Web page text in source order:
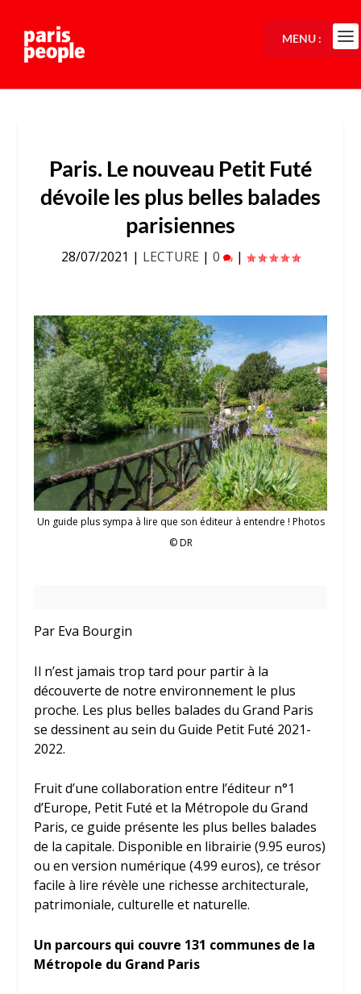
Paris. Le nouveau Petit Futé
dévoile les plus belles balades
parisiennes
28/07/2021 | LECTURE | 0 |
Un guide plus sympa à lire que son éditeur à entendre ! Photos
© DR
Par Eva Bourgin
Il n’est jamais trop tard pour partir à la
découverte de notre environnement le plus
proche. Les plus belles balades du Grand Paris
se dessinent au sein du Guide Petit Futé 2021-
2022.
Fruit d’une collaboration entre l’éditeur n°1
d’Europe, Petit Futé et la Métropole du Grand
Paris, ce guide présente les plus belles balades
de la capitale. Disponible en librairie (9.95 euros)
ou en version numérique (4.99 euros), ce trésor
facile à lire révèle une richesse architecturale,
patrimoniale, culturelle et naturelle.
Un parcours qui couvre 131 communes de la
Métropole du Grand Paris
MENU :